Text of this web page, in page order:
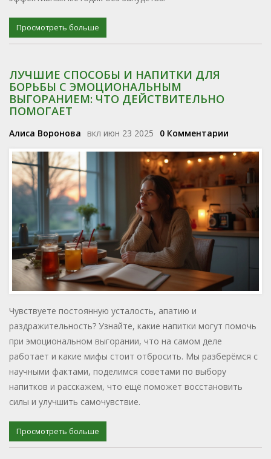
Просмотреть больше
ЛУЧШИЕ СПОСОБЫ И НАПИТКИ ДЛЯ
БОРЬБЫ С ЭМОЦИОНАЛЬНЫМ
ВЫГОРАНИЕМ: ЧТО ДЕЙСТВИТЕЛЬНО
ПОМОГАЕТ
Алиса Воронова вкл июн 23 2025 0 Комментарии
Чувствуете постоянную усталость, апатию и
раздражительность? Узнайте, какие напитки могут помочь
при эмоциональном выгорании, что на самом деле
работает и какие мифы стоит отбросить. Мы разберёмся с
научными фактами, поделимся советами по выбору
напитков и расскажем, что ещё поможет восстановить
силы и улучшить самочувствие.
Просмотреть больше